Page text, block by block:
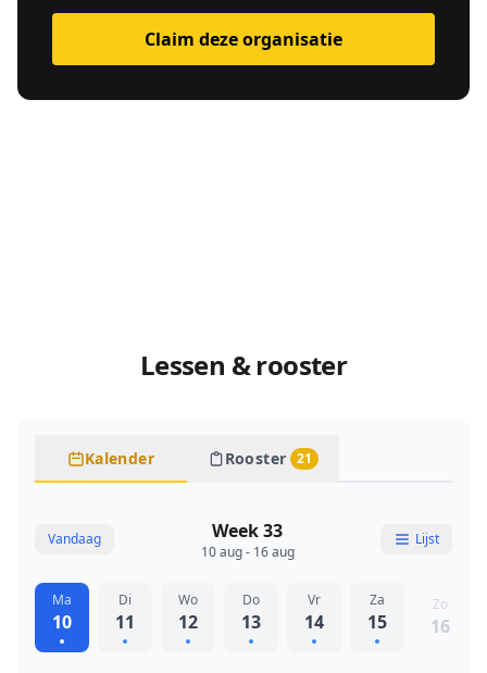
Claim deze organisatie
Lessen & rooster
Kalender Rooster 21
Vandaag Week 33
10 aug - 16 aug
Lijst
Ma
10
Di
11
Wo
12
Do
13
Vr
14
Za
15
Zo
16